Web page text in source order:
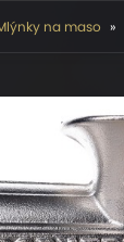
na maso